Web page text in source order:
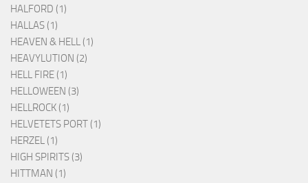
HALFORD (1)
HALLAS (1)
HEAVEN & HELL (1)
HEAVYLUTION (2)
HELL FIRE (1)
HELLOWEEN (3)
HELLROCK (1)
HELVETETS PORT (1)
HERZEL (1)
HIGH SPIRITS (3)
HITTMAN (1)